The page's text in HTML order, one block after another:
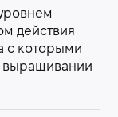
действия
с которыми
выращивании